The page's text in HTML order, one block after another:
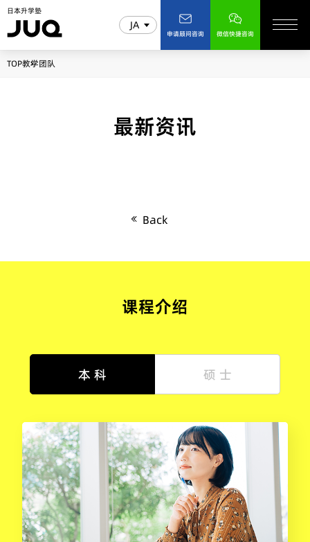
日本升学塾
JA
申请顾问咨询 微信快捷咨询
TOP教学团队
最新资讯
Back
课程介绍
本 科 硕 士